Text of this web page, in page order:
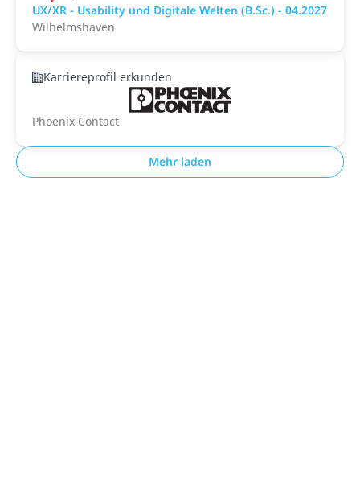
UX/XR - Usability und Digitale Welten (B.Sc.) - 04.2027
Wilhelmshaven
Karriereprofil erkunden
Phoenix Contact
Mehr laden